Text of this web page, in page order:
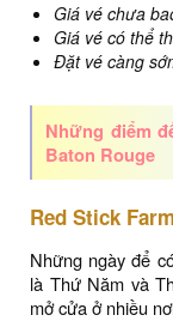
Giá vé chưa
Giá vé có thể
Đặt vé càng
Những điểm
Baton Rouge
Red Stick
Những ngày để
là Thứ Năm và
mở cửa ở nhiều